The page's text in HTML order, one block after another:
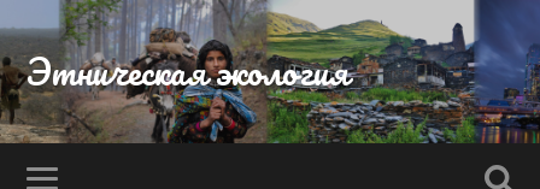
Этническая экология